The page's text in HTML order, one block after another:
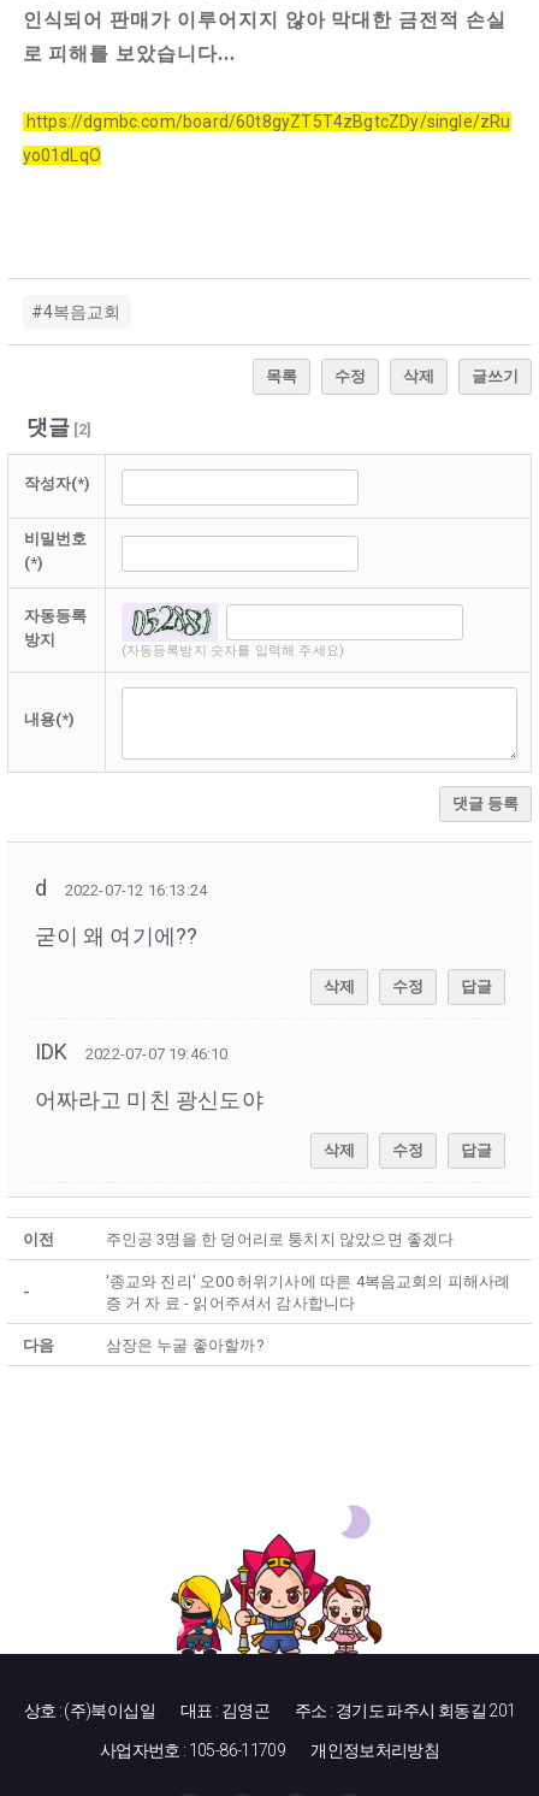
인식되어 판매가 이루어지지 않아 막대한 금전적 손실
로 피해를 보았습니다...
https://dgmbc.com/board/60t8gyZT5T4zBgtcZDy/single/zRu
yo01dLqO
#4복음교회
목록 수정 삭제 글쓰기
댓글[2]
작성자(*)
비밀번호
(*)
자동등록
방지
(자동등록방지 숫자를 입력해 주세요)
내용(*)
댓글 등록
d 2022-07-12 16:13:24
굳이 왜 여기에??
삭제 수정 답글
IDK 2022-07-07 19:46:10
어짜라고 미친 광신도야
삭제 수정 답글
이전 주인공 3명을 한 덩어리로 퉁치지 않았으면 좋겠다
-
'종교와 진리' 오00 허위기사에 따른 4복음교회의 피해사례
증 거 자 료 - 읽어주셔서 감사합니다
다음 삼장은 누굴 좋아할까?
상호 : (주)북이십일 대표 : 김영곤 주소 : 경기도 파주시 회동길 201
사업자번호 : 105-86-11709 개인정보처리방침